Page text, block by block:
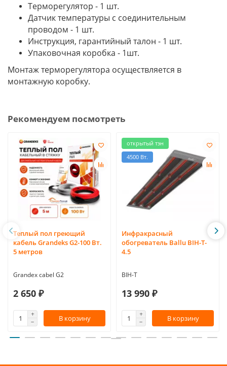
Терморегулятор - 1 шт.
Датчик температуры с соединительным
проводом - 1 шт.
Инструкция, гарантийный талон - 1 шт.
Упаковочная коробка - 1шт.
Монтаж терморегулятора осуществляется в
монтажную коробку.
Рекомендуем посмотреть
Теплый пол греющий
кабель Grandeks G2-100 Вт.
5 метров
Grandex cabel G2
2 650 ₽
В корзину
открытый тэн
4500 Вт.
Инфракрасный
обогреватель Ballu BIH-T-
4.5
BIH-T
13 990 ₽
В корзину